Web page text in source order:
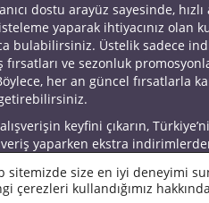
dostu arayüz sayesinde,
yaparak ihtiyacınız olan
bulabilirsiniz. Üstelik sadece
fırsatları ve sezonluk
her an güncel fırsatlarla
keyfini çıkarın,
yaparken ekstra
sitemizde size en iyi deneyimi
çerezleri kullandığımız